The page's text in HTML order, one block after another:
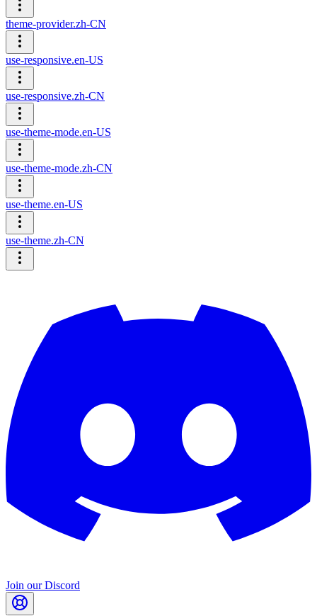
theme-provider.zh-CN
use-responsive.en-US
use-responsive.zh-CN
use-theme-mode.en-US
use-theme-mode.zh-CN
use-theme.en-US
use-theme.zh-CN
Join our Discord